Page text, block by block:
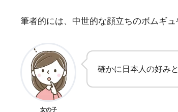
筆者的には、中世的な顔立ちのボムギ
女の子
確かに日本人の好み